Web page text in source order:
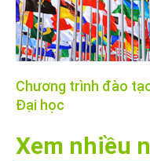
Chương trình đào
Đại học
Xem nhiều